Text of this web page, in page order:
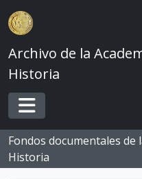
Skip to main content
Archivo de la
Historia
Toggle navigation
Fondos documentales de
Historia